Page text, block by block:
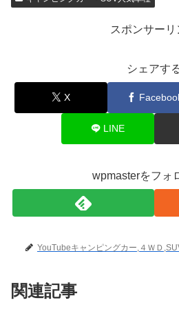
スポンサーリ
シェアす
X
LINE
wpmasterをフォ
YouTubeキャンピングカー,４ＷＤ
関連記事